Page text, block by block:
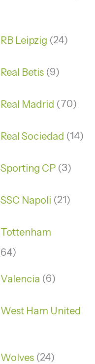
Leipzig 24
Betis 9
Madrid 70
Sociedad 14
CP 3
Napoli 21
64
6
Ham United
24